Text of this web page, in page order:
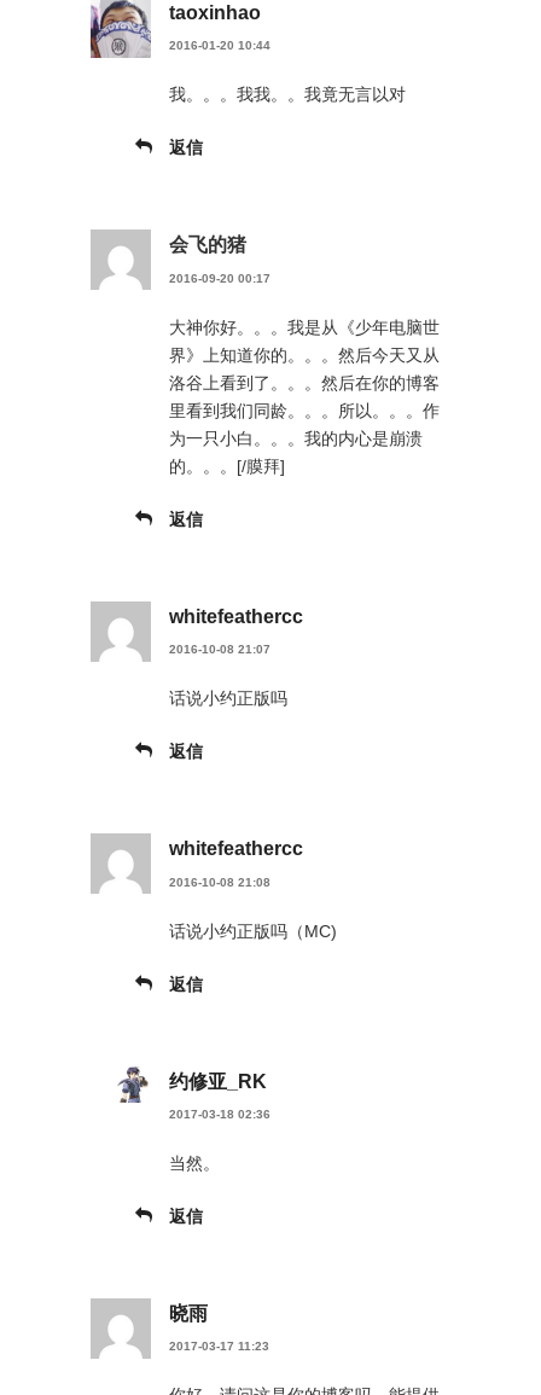
taoxinhao
2016-01-20 10:44
我。。。我我。。我竟无言以对
返信
会飞的猪
2016-09-20 00:17
大神你好。。。我是从《少年电脑世
界》上知道你的。。。然后今天又从
洛谷上看到了。。。然后在你的博客
里看到我们同龄。。。所以。。。作
为一只小白。。。我的内心是崩溃
的。。。[/膜拜]
返信
whitefeathercc
2016-10-08 21:07
话说小约正版吗
返信
whitefeathercc
2016-10-08 21:08
话说小约正版吗（MC)
返信
约修亚_RK
2017-03-18 02:36
当然。
返信
晓雨
2017-03-17 11:23